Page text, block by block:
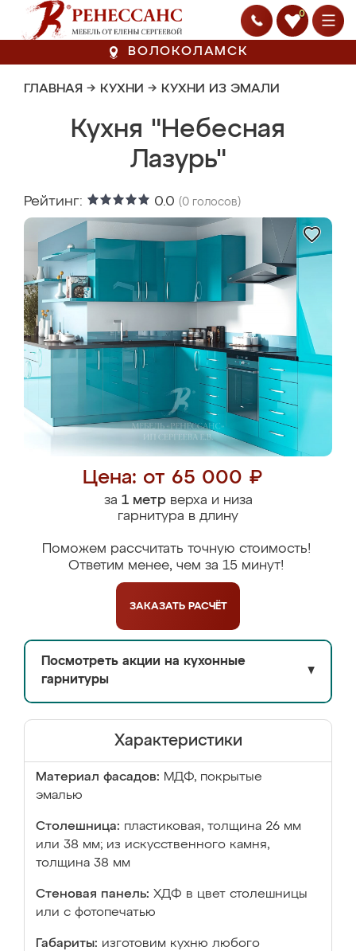
0
ВОЛОКОЛАМСК
ГЛАВНАЯ → КУХНИ → КУХНИ ИЗ ЭМАЛИ
Кухня "Небесная
Лазурь"
Рейтинг: 0.0 (0 голосов)
Цена: от 65 000 ₽
за 1 метрверха и низа
гарнитура в длину
Поможем рассчитать точную стоимость!
Ответим менее, чем за 15 минут!
ЗАКАЗАТЬ РАСЧЁТ
Посмотреть акции на кухонные
гарнитуры
▼
Характеристики
Материал фасадов: МДФ, покрытые
эмалью
Столешница: пластиковая, толщина 26 мм
или 38 мм; из искусственного камня,
толщина 38 мм
Стеновая панель: ХДФ в цвет столешницы
или с фотопечатью
Габариты: изготовим кухню любого